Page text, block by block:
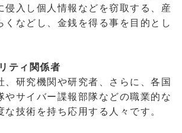
侵入し個人情報などを窃取する、産
くなどし、金銭を得る事を目的とし
ティ関係者
、研究機関や研究者、さらに、各国
やサイバー諜報部隊などの職業的な
技術を持ち応用する人々です。